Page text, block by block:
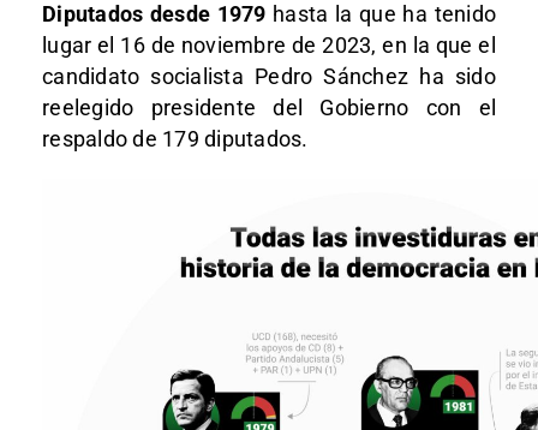
Diputados desde 1979 hasta la que ha tenido
lugar el 16 de noviembre de 2023, en la que el
candidato socialista Pedro Sánchez ha sido
reelegido presidente del Gobierno con el
respaldo de 179 diputados.